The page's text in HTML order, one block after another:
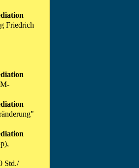
Friedrich
Std./